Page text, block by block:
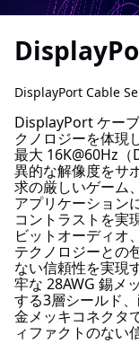
DisplayPort Cable
DisplayPort ケー
クノロジーを体現
最大 16K@60Hz（
異的な解像度をサ
求の厳しいゲーム
アプリケーション
コントラストを実
ビットオーディオ
テクノロジーとの
ない信頼性を実現
牢な 28AWG 錫メ
する3層シールド
金メッキコネクタ
ィファクトのない